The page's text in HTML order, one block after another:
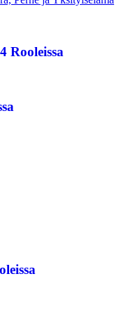
Rooleissa